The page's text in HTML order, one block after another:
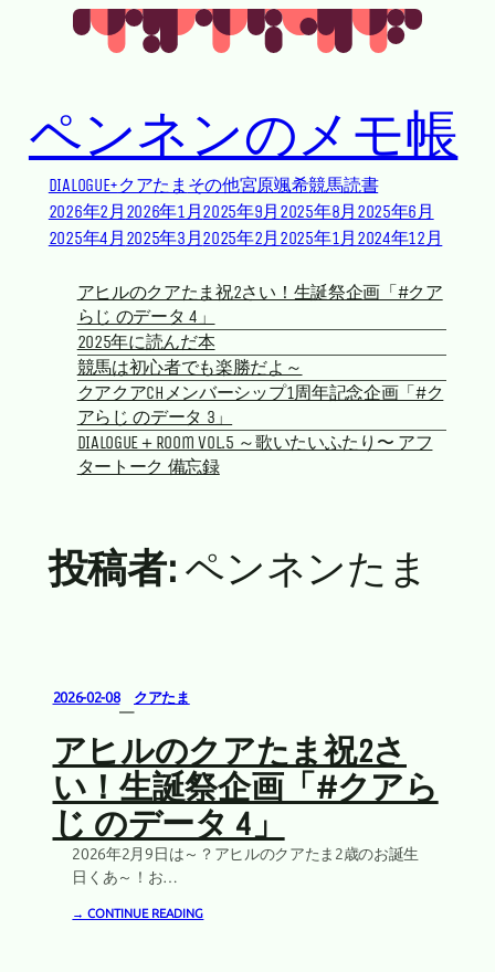
Skip to main content
Skip to footer
ペンネンのメモ帳
DIALOGUE+クアたま その他宮原颯希競馬読書
2026年2月 2026年1月 2025年9月 2025年8月 2025年6月
2025年4月 2025年3月 2025年2月 2025年1月 2024年12月
アヒルのクアたま祝2さい！生誕祭企画「#クア
らじ のデータ 4」
2025年に読んだ本
競馬は初心者でも楽勝だよ～
クアクアchメンバーシップ1周年記念企画「#ク
アらじ のデータ 3」
DIALOGUE＋Room vol.5 ～歌いたいふたり〜 アフ
タートーク 備忘録
投稿者: ペンネンたま
2026-02-08
—
クアたま
アヒルのクアたま祝2さ
い！生誕祭企画「#クアら
じ のデータ 4」
2026年2月9日は～？アヒルのクアたま2歳のお誕生
日くあ～！お…
→ CONTINUE READING